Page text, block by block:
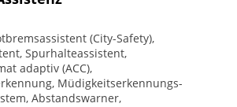
(City-Safety),
Spurhalteassistent,
adaptiv (ACC),
Müdigkeitserkennungs-
Abstandswarner,